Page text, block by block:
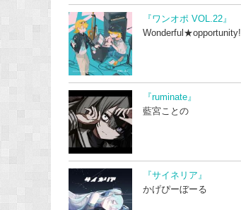
『ワンオポ VOL.22』
Wonderful★opportunity!
『ruminate』
藍宮ことの
『サイネリア』
かげぴーぼーる